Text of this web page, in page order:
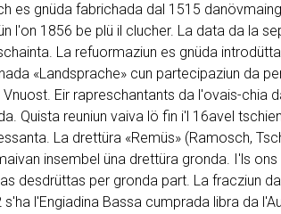
es gnüda fabrichada dal 1515
l'on 1856 be plü il clucher. La data da la
La refuormaziun es gnüda
«Landsprache» cun partecipaziun da
Vnuost. Eir rapreschantants da l'ovais-chia
Quista reuniun vaiva lö fin i'l 16avel
La drettüra «Remüs» (Ramosch,
insembel üna drettüra gronda. I'ls
desdrüttas per gronda part. La fracziun
s'ha l'Engiadina Bassa cumprada libra da